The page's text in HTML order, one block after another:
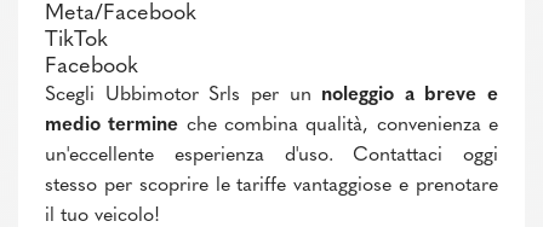
Meta/Facebook
TikTok
Facebook
Scegli Ubbimotor Srls per un noleggio a breve e
medio termine che combina qualità, convenienza e
un'eccellente esperienza d'uso. Contattaci oggi
stesso per scoprire le tariffe vantaggiose e prenotare
il tuo veicolo!